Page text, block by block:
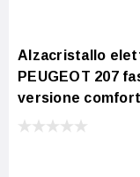
Alzacristallo
PEUGEOT 207
versione